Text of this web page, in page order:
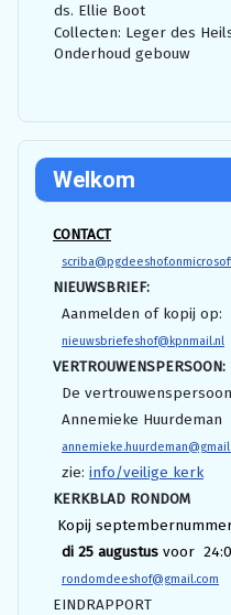
ds. Ellie Boot
Collecten: Leger des
Onderhoud gebouw
Welkom
CONTACT
NIEUWSBRIEF:
Aanmelden of kopij op:
nieuwsbriefeshof@kpnmail.nl
VERTROUWENSPERSOON:
De
Annemieke Huurdeman
zie: info/veilige kerk
KERKBLAD RONDOM
Kopij
di 25 augustus voor
rondomdeeshof@gmail.com
EINDRAPPORT